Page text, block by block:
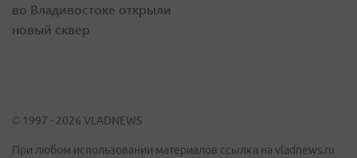
во Владивостоке открыли
новый сквер
© 1997 - 2026 VLADNEWS
При любом использовании материалов ссылка на vladnews.ru